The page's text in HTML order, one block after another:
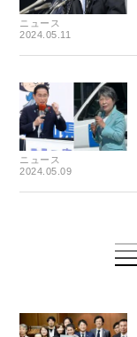
ニュース
2024.05.11
ニュース
2024.05.09